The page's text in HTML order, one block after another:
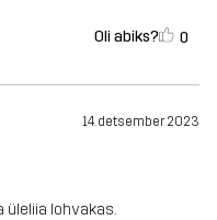
Oli abiks? 0
14. detsember 2023
üleliia lohvakas.